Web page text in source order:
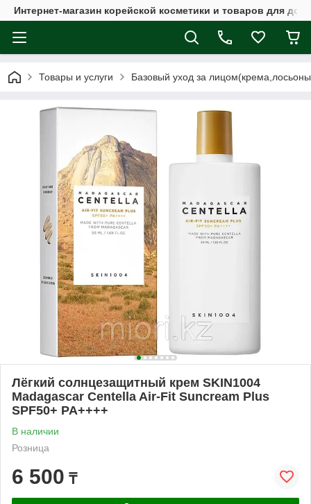
Интернет-магазин корейской косметики и товаров для
Товары и услуги Базовый уход за
Лёгкий солнцезащитный крем SKIN1004
Madagascar Centella Air-Fit Suncream Plus
SPF50+ PA++++
В наличии
Розница
6 500 ₸